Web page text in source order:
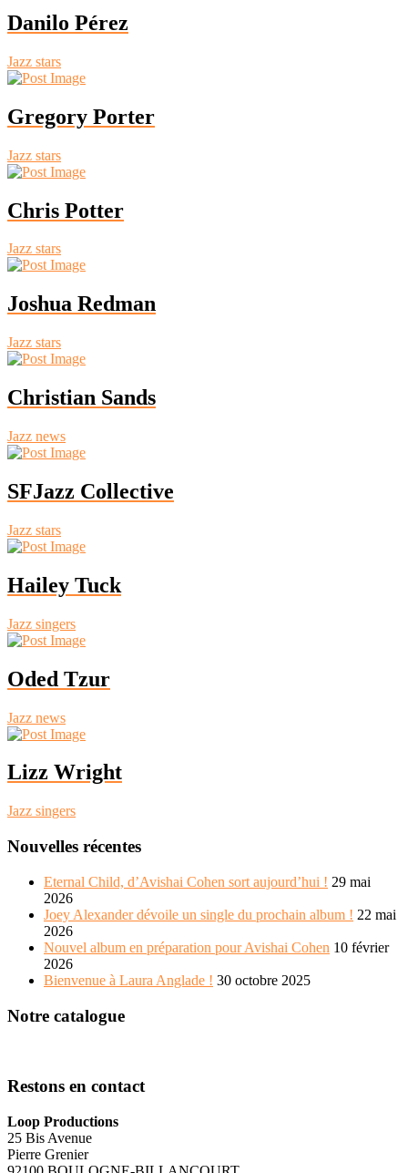
Danilo Pérez
Jazz stars
Gregory Porter
Jazz stars
Chris Potter
Jazz stars
Joshua Redman
Jazz stars
Christian Sands
Jazz news
SFJazz Collective
Jazz stars
Hailey Tuck
Jazz singers
Oded Tzur
Jazz news
Lizz Wright
Jazz singers
Nouvelles récentes
Eternal Child, d’Avishai Cohen sort aujourd’hui ! 29 mai
2026
Joey Alexander dévoile un single du prochain album ! 22 mai
2026
Nouvel album en préparation pour Avishai Cohen 10 février
2026
Bienvenue à Laura Anglade ! 30 octobre 2025
Notre catalogue
Restons en contact
Loop Productions
25 Bis Avenue
Pierre Grenier